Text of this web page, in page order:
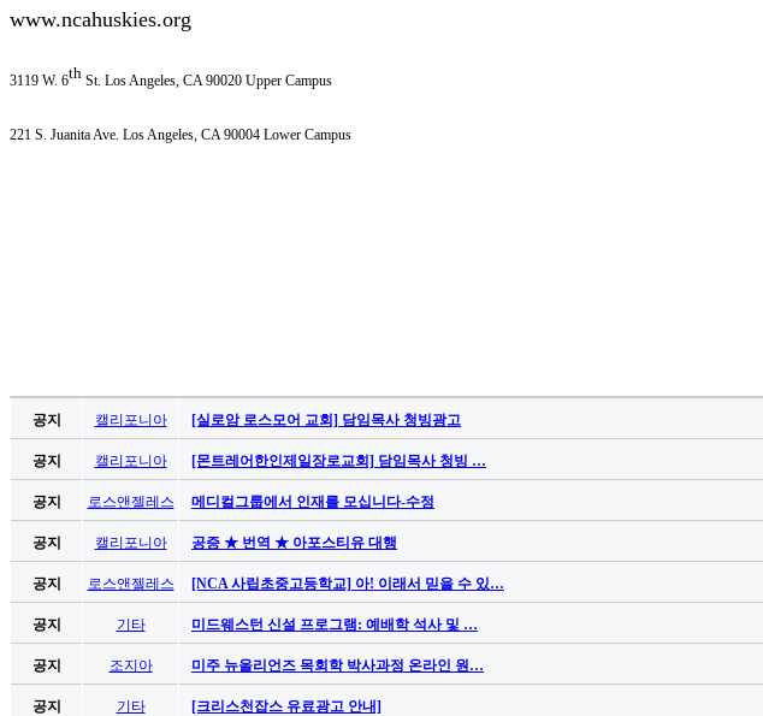
료
남
플
비
시
리
입
www.ncahuskies.org
3119 W. 6th St. Los Angeles, CA 90020 Upper Campus
221 S. Juanita Ave. Los Angeles, CA 90004 Lower Campus
공지 캘리포니아 [실로암 로스모어 교회] 담임목사 청빙광고
공지 캘리포니아 [몬트레어한인제일장로교회] 담임목사 청빙 …
공지 로스앤젤레스 메디컬그룹에서 인재를 모십니다-수정
공지 캘리포니아 공증 ★ 번역 ★ 아포스티유 대행
공지 로스앤젤레스 [NCA 사립초중고등학교] 아! 이래서 믿을 수 있…
공지 기타 미드웨스턴 신설 프로그램: 예배학 석사 및 …
공지 조지아 미주 뉴올리언즈 목회학 박사과정 온라인 원…
공지 기타 [크리스천잡스 유료광고 안내]